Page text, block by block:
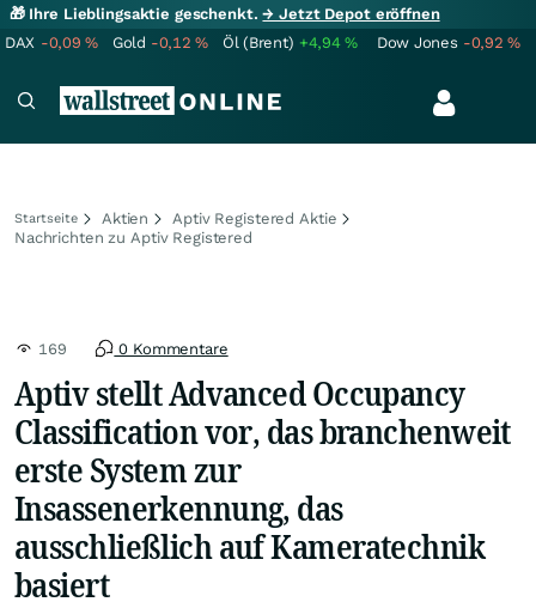
🎁 Ihre Lieblingsaktie geschenkt.→ Jetzt Depot eröffnen
DAX -0,09% Gold -0,12% Öl (Brent) +4,94% Dow Jones -0,92%
Startseite Aktien
Aptiv Registered Aktie
Nachrichten zu Aptiv Registered
169 0 Kommentare
Aptiv stellt Advanced Occupancy
Classification vor, das branchenweit
erste System zur
Insassenerkennung, das
ausschließlich auf Kameratechnik
basiert